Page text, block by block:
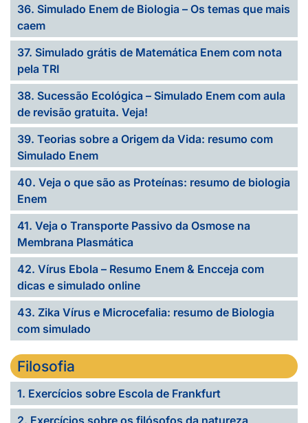
36. Simulado Enem de Biologia – Os temas que mais
caem
37. Simulado grátis de Matemática Enem com nota
pela TRI
38. Sucessão Ecológica – Simulado Enem com aula
de revisão gratuita. Veja!
39. Teorias sobre a Origem da Vida: resumo com
Simulado Enem
40. Veja o que são as Proteínas: resumo de biologia
Enem
41. Veja o Transporte Passivo da Osmose na
Membrana Plasmática
42. Vírus Ebola – Resumo Enem & Encceja com
dicas e simulado online
43. Zika Vírus e Microcefalia: resumo de Biologia
com simulado
Filosofia
1. Exercícios sobre Escola de Frankfurt
2. Exercícios sobre os filósofos da natureza